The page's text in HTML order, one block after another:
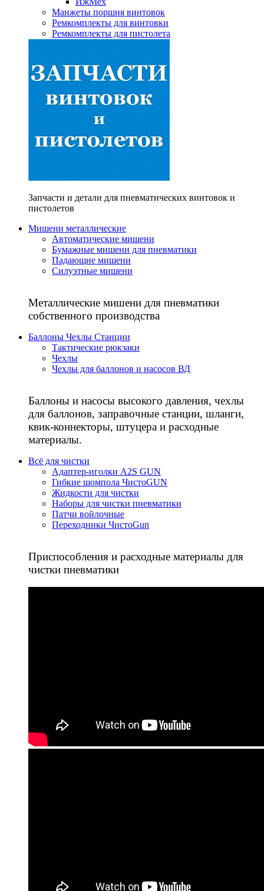
Манжеты поршня винтовок
Ремкомплекты для винтовки
Ремкомплекты для пистолета
Запчасти и детали для пневматических винтовок и
пистолетов
Мишени металлические
Автоматические мишени
Бумажные мишени для пневматики
Падающие мишени
Силуэтные мишени
Металлические мишени для пневматики
собственного производства
Баллоны Чехлы Станции
Тактические рюкзаки
Чехлы
Чехлы для баллонов и насосов ВД
Баллоны и насосы высокого давления, чехлы
для баллонов, заправочные станции, шланги,
квик-коннекторы, штуцера и расходные
материалы.
Всё для чистки
Адаптер-иголки A2S GUN
Гибкие шомпола ЧистоGUN
Жидкости для чистки
Наборы для чистки пневматики
Патчи войлочные
Переходники ЧистоGun
Приспособления и расходные материалы для
чистки пневматики